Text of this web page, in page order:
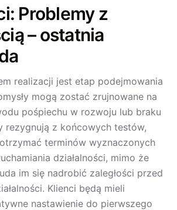
Problemy z
– ostatnia
realizacji jest etap podejmowania
mogą zostać zrujnowane na
pośpiechu w rozwoju lub braku
rezygnują z końcowych testów,
terminów wyznaczonych
działalności, mimo że
im się nadrobić zaległości przed
Klienci będą mieli
nastawienie do pierwszego